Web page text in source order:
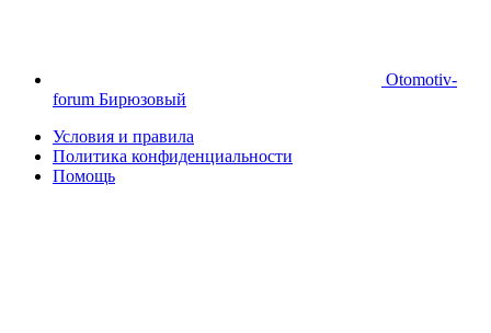
Otomotiv-
forum Бирюзовый
Условия и правила
Политика конфиденциальности
Помощь